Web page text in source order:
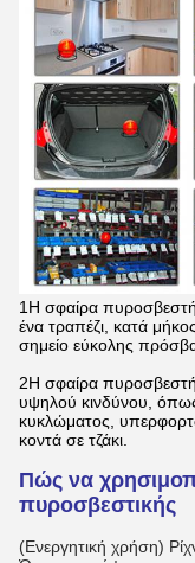
1Η σφαίρα
ένα τραπέζι, κατά
σημείο εύκολης
2Η σφαίρα
υψηλού κινδύνου, όπως
κυκλώματος,
κοντά σε τζάκι.
Πώς να
πυροσβεστικής
(Ενεργητική χρήση)